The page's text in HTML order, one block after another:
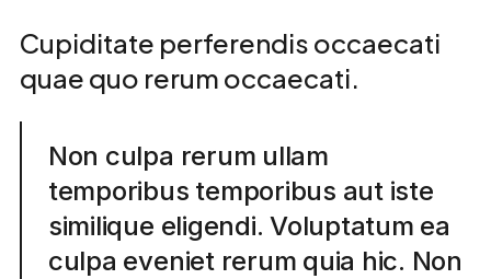
Cupiditate perferendis occaecati
quae quo rerum occaecati.
Non culpa rerum ullam
temporibus temporibus aut iste
similique eligendi. Voluptatum ea
culpa eveniet rerum quia hic. Non